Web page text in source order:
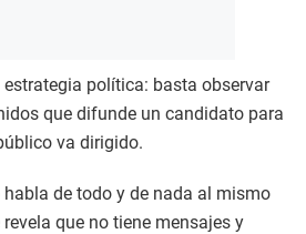
política: basta observar
que difunde un candidato para
va dirigido.
de todo y de nada al mismo
que no tiene mensajes y